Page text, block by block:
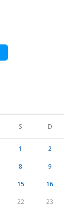
S D
1 2
8 9
15 16
22 23